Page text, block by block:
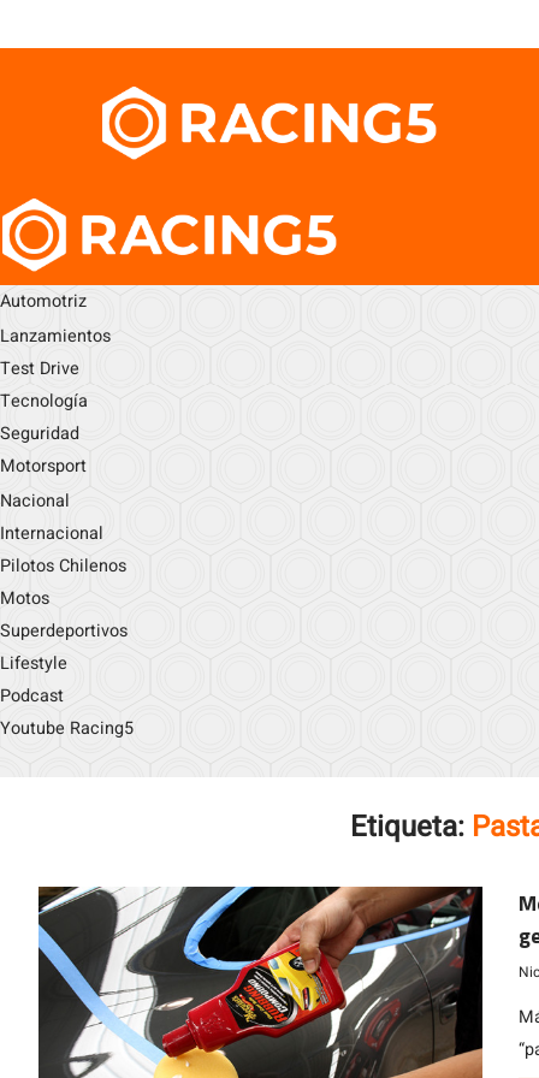
Automotriz
Lanzamientos
Test Drive
Tecnología
Seguridad
Motorsport
Nacional
Internacional
Pilotos Chilenos
Motos
Superdeportivos
Lifestyle
Podcast
Youtube Racing5
Etiqueta: